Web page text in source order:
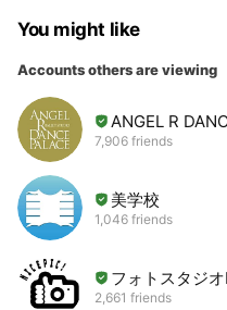
You might like
Accounts others are viewing
ANGEL R
7,906 friends
美学校
1,046 friends
フォトスタジ
2,661 friends